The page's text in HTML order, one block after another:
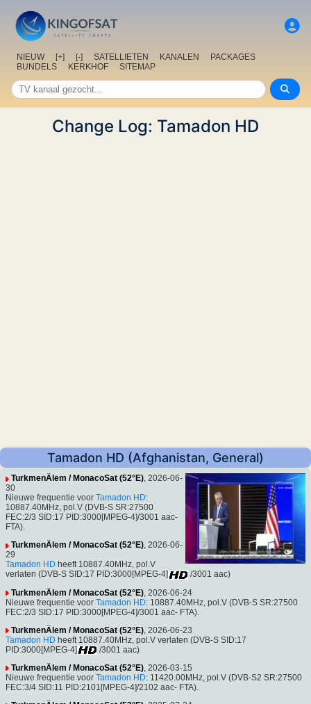
NIEUW [+] [-] SATELLIETEN KANALEN
PACKAGES
BUNDELS
KERKHOF SITEMAP
Change Log: Tamadon HD
Tamadon HD (Afghanistan, General)
TurkmenÄlem / MonacoSat (52°E), 2026-06-
30
Nieuwe frequentie voor Tamadon HD:
10887.40MHz, pol.V (DVB-S SR:27500
FEC:2/3 SID:17 PID:3000[MPEG-4]/3001 aac-
FTA).
TurkmenÄlem / MonacoSat (52°E), 2026-06-
29
Tamadon HD heeft 10887.40MHz, pol.V
verlaten (DVB-S SID:17 PID:3000[MPEG-4]
/3001 aac)
TurkmenÄlem / MonacoSat (52°E) , 2026-06-24
Nieuwe frequentie voor Tamadon HD: 10887.40MHz, pol.V (DVB-S SR:27500
FEC:2/3 SID:17 PID:3000[MPEG-4]/3001 aac- FTA).
TurkmenÄlem / MonacoSat (52°E) , 2026-06-23
Tamadon HD heeft 10887.40MHz, pol.V verlaten (DVB-S SID:17
PID:3000[MPEG-4]
/3001 aac)
TurkmenÄlem / MonacoSat (52°E), 2026-03-15
Nieuwe frequentie voor Tamadon HD: 11420.00MHz, pol.V (DVB-S2 SR:27500
FEC:3/4 SID:11 PID:2101[MPEG-4]/2102 aac- FTA).